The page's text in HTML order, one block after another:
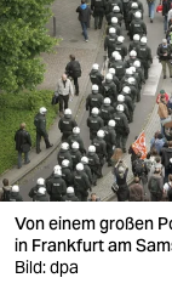
berlin
nord
wahrheit
verlag
verlag
Von einem großen
in Frankfurt am
Bild: dpa